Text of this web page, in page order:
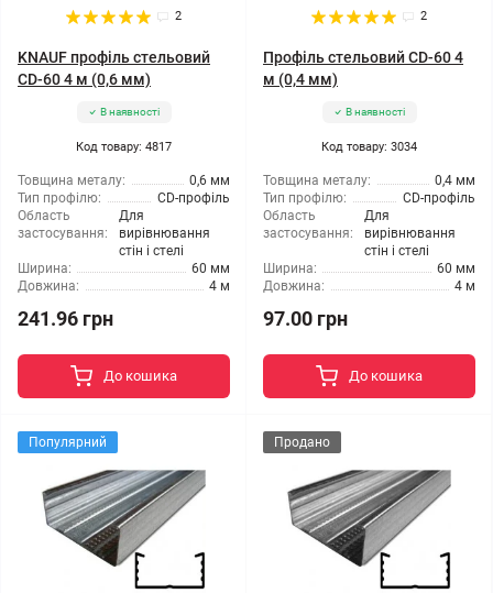
2
KNAUF профіль стельовий
CD-60 4 м (0,6 мм)
В наявності
Код товару: 4817
Товщина металу:
0,6 мм
Тип профілю:
CD-профіль
Область
застосування:
Для
вирівнювання
стін і стелі
Ширина:
60 мм
Довжина:
4 м
241.96 грн
До кошика
2
Профіль стельовий CD-60 4
м (0,4 мм)
В наявності
Код товару: 3034
Товщина металу:
0,4 мм
Тип профілю:
CD-профіль
Область
застосування:
Для
вирівнювання
стін і стелі
Ширина:
60 мм
Довжина:
4 м
97.00 грн
До кошика
Популярний Продано